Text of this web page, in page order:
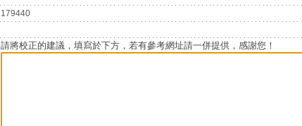
179440
請將校正的建議，填寫於下方，若有參考網址請一併提供，感謝您！